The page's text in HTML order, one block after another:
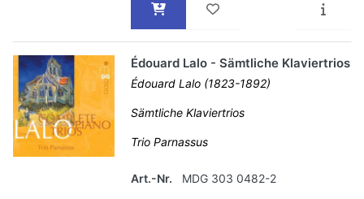
Édouard Lalo - Sämtliche Klaviertrios
Édouard Lalo (1823-1892)
Sämtliche Klaviertrios
Trio Parnassus
Art.-Nr. MDG 303 0482-2